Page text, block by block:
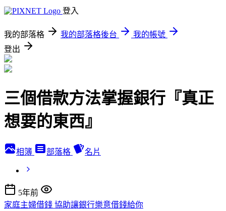
登入
我的部落格 我的部落格後台
我的帳號
登出
三個借款方法掌握銀行『真正
想要的東西』
相簿 部落格 名片
5年前
家庭主婦借錢 協助讓銀行樂意借錢給你